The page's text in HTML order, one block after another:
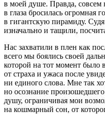
в моей душе. Правда, совсем
в глаза бросилась огромная
в гигантскую пирамиду.
изначально и тащили,
Нас захватили в плен как
всего мы боялись своей
которой на тот момент было
от страха и ужаса после
ни единого слова. Мне так
но осознание
душу, ограничивая мои
на кошмарный сон, от